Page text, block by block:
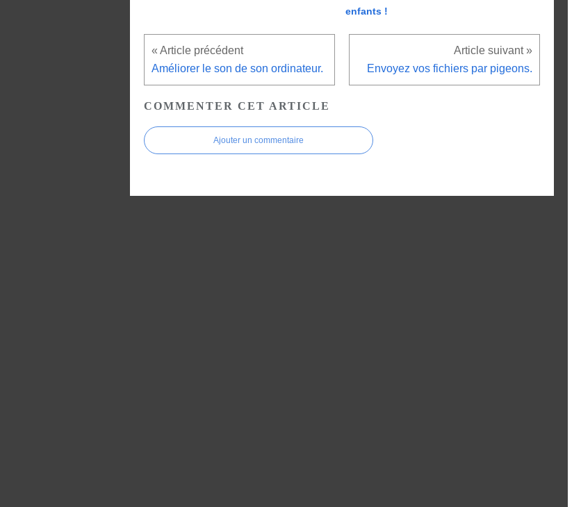
enfants !
Améliorer le son de son ordinateur. Envoyez vos fichiers par pigeons.
COMMENTER CET ARTICLE
Ajouter un commentaire